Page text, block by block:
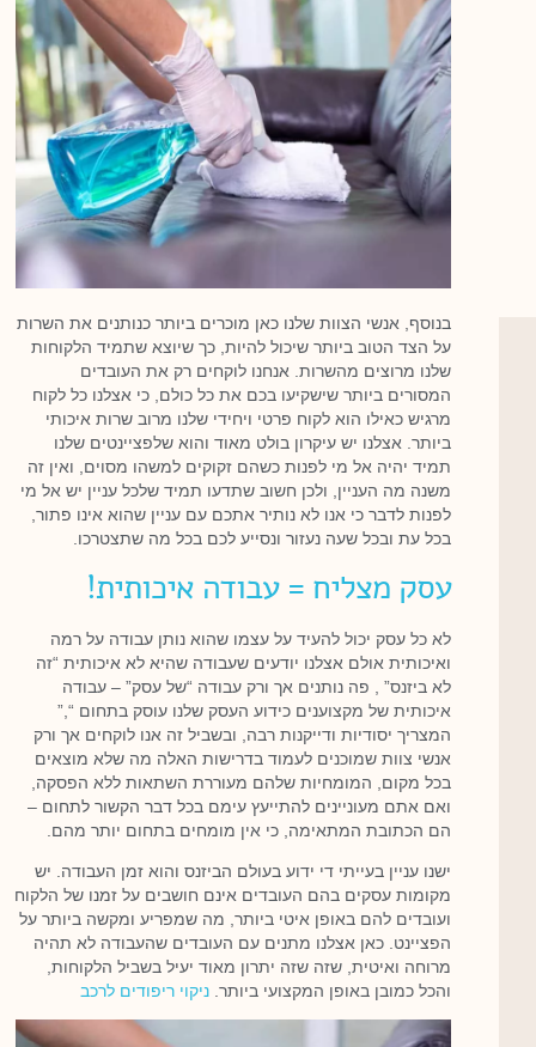
בנוסף, אנשי הצוות שלנו כאן מוכרים ביותר כנותנים את השרות
על הצד הטוב ביותר שיכול להיות, כך שיוצא שתמיד הלקוחות
שלנו מרוצים מהשרות. אנחנו לוקחים רק את העובדים
המסורים ביותר שישקיעו בכם את כל כולם, כי אצלנו כל לקוח
מרגיש כאילו הוא לקוח פרטי ויחידי שלנו מרוב שרות איכותי
ביותר. אצלנו יש עיקרון בולט מאוד והוא שלפציינטים שלנו
תמיד יהיה אל מי לפנות כשהם זקוקים למשהו מסוים, ואין זה
משנה מה העניין, ולכן חשוב שתדעו תמיד שלכל עניין יש אל מי
לפנות לדבר כי אנו לא נותיר אתכם עם עניין שהוא אינו פתור,
בכל עת ובכל שעה נעזור ונסייע לכם בכל מה שתצטרכו.
עסק מצליח = עבודה איכותית!
לא כל עסק יכול להעיד על עצמו שהוא נותן עבודה על רמה
ואיכותית אולם אצלנו יודעים שעבודה שהיא לא איכותית “זה
לא ביזנס” , פה נותנים אך ורק עבודה “של עסק” – עבודה
איכותית של מקצוענים כידוע העסק שלנו עוסק בתחום “,”
המצריך יסודיות ודייקנות רבה, ובשביל זה אנו לוקחים אך ורק
אנשי צוות שמוכנים לעמוד בדרישות האלה מה שלא מוצאים
בכל מקום, המומחיות שלהם מעוררת השתאות ללא הפסקה,
ואם אתם מעוניינים להתייעץ עימם בכל דבר הקשור לתחום –
הם הכתובת המתאימה, כי אין מומחים בתחום יותר מהם.
ישנו עניין בעייתי די ידוע בעולם הביזנס והוא זמן העבודה. יש
מקומות עסקים בהם העובדים אינם חושבים על זמנו של הלקוח
ועובדים להם באופן איטי ביותר, מה שמפריע ומקשה ביותר על
הפציינט. כאן אצלנו מתנים עם העובדים שהעבודה לא תהיה
מרוחה ואיטית, שזה שזה יתרון מאוד יעיל בשביל הלקוחות,
והכל כמובן באופן המקצועי ביותר. ניקוי ריפודים לרכב